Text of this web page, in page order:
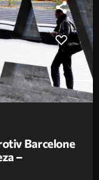
Barcelone
–